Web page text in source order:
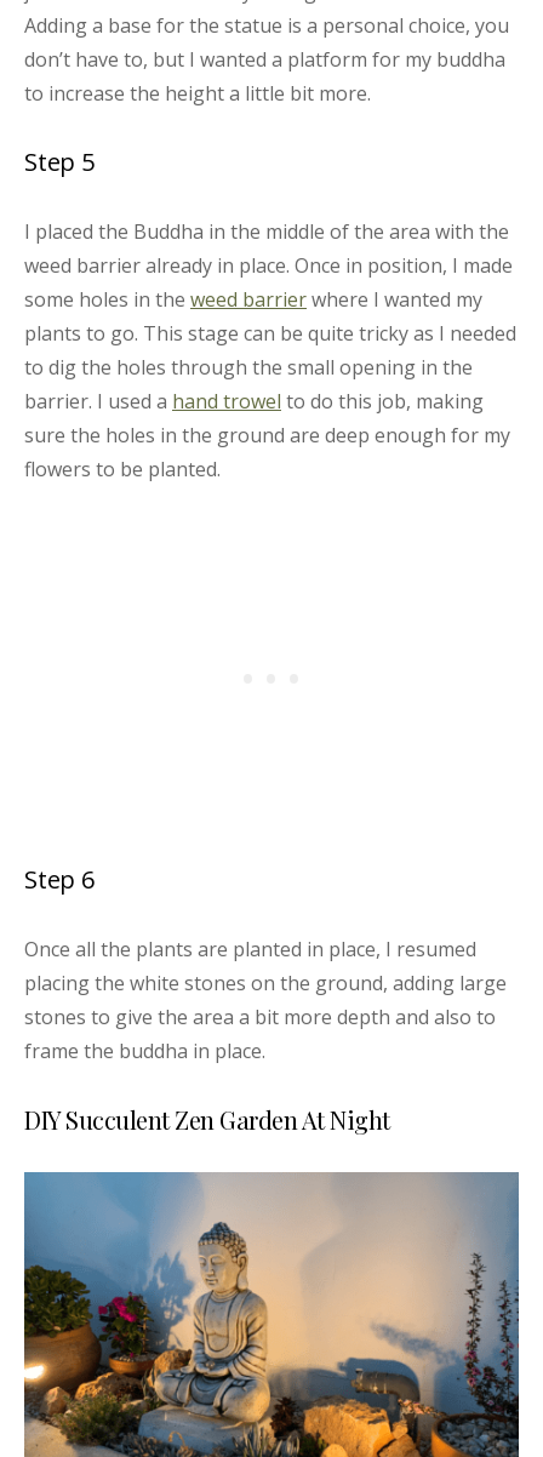
Adding a base for the statue is a personal choice, you
don’t have to, but I wanted a platform for my buddha
to increase the height a little bit more.
Step 5
I placed the Buddha in the middle of the area with the
weed barrier already in place. Once in position, I made
some holes in the weed barrierwhere I wanted my
plants to go. This stage can be quite tricky as I needed
to dig the holes through the small opening in the
barrier. I used a hand trowel to do this job, making
sure the holes in the ground are deep enough for my
flowers to be planted.
Step 6
Once all the plants are planted in place, I resumed
placing the white stones on the ground, adding large
stones to give the area a bit more depth and also to
frame the buddha in place.
DIY Succulent Zen Garden At Night